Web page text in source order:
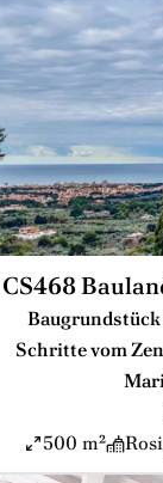
CS468
Schritte vom
500 m²